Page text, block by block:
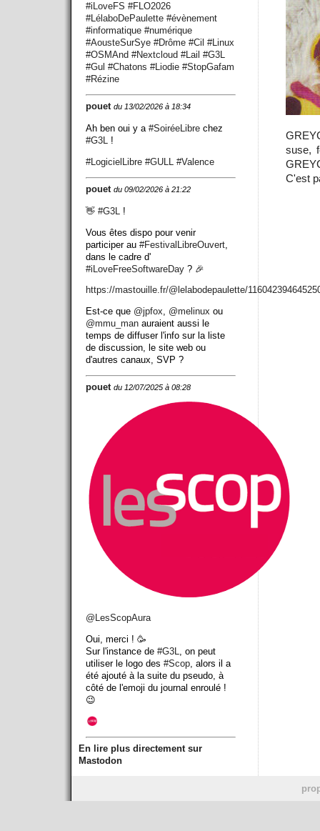
suse,
C'est
#iLoveFS #FLO2026
#LélaboDePaulette #évènement
#informatique #numérique
#AousteSurSye #Drôme #Cil #Linux
#OSMAnd #Nextcloud #Lail #G3L
#Gul #Chatons #Liodie #StopGafam
#Rézine
pouet du 13/02/2026 à 18:34
Ah ben oui y a #SoiréeLibre chez
#G3L !
#LogicielLibre #GULL #Valence
pouet du 09/02/2026 à 21:22
👋 #G3L
!
Vous êtes dispo pour venir
participer au #FestivalLibreOuvert
dans le cadre d'
#iLoveFreeSoftwareDay ? 🎉
https://mastouille.fr/@lelabodepaulette/
Est-ce que @jpfox, @melinux ou
@mmu_man auraient aussi le
temps de diffuser l'info sur la liste
de discussion, le site web ou
d'autres canaux, SVP ?
pouet du 12/07/2025 à 08:28
@ LesScopAura
Oui, merci ! 🥳
Sur l'instance de #G3L, on peut
utiliser le logo des #Scop, alors il a
été ajouté à la suite du pseudo, à
côté de l'emoji du journal enroulé !
😉
En lire plus directement sur
Mastodon